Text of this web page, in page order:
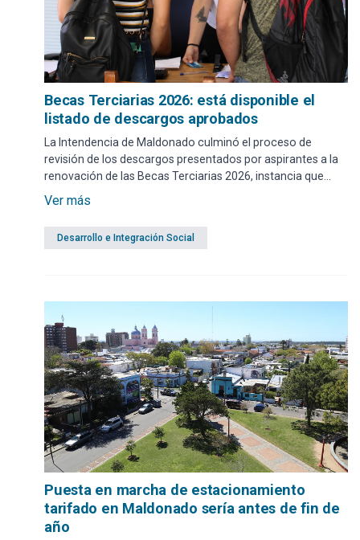
Becas Terciarias 2026: está disponible el
listado de descargos aprobados
La Intendencia de Maldonado culminó el proceso de
revisión de los descargos presentados por aspirantes a la
renovación de las Becas Terciarias 2026, instancia que
permitió aprobar un total de 28 solicitudes.
Ver más
Desarrollo e Integración Social
Puesta en marcha de estacionamiento
tarifado en Maldonado sería antes de fin de
año